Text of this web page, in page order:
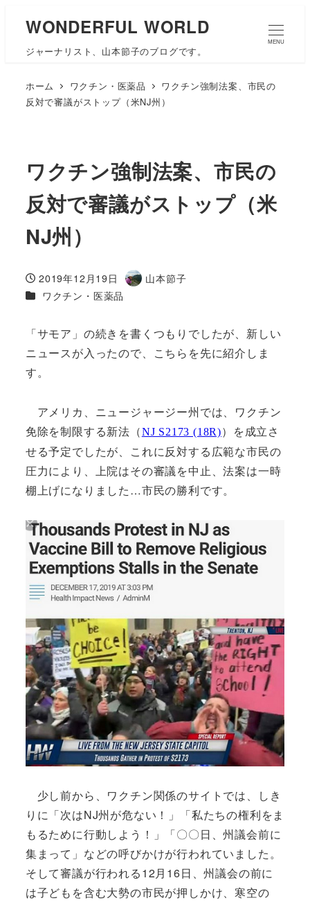
WONDERFUL WORLD
ジャーナリスト、山本節子のブログです。
MENU
ホーム ワクチン・医薬品
ワクチン強制法案、市民の
反対で審議がストップ（米NJ州）
ワクチン強制法案、市民の
反対で審議がストップ（米
NJ州）
投稿日
2019年12月19日
著
山本節子
カテゴリー
ワクチン・医薬品
「サモア」の続きを書くつもりでしたが、新しい
ニュースが入ったので、こちらを先に紹介しま
す。
アメリカ、ニュージャージー州では、ワクチン
免除を制限する新法（NJ S2173 (18R)）
を成立さ
せる予定でしたが、これに反対する広範な市民の
圧力により、上院はその審議を中止、法案は一時
棚上げになりました…市民の勝利です。
少し前から、ワクチン関係のサイトでは、しき
りに「次はNJ州が危ない！」「私たちの権利をま
もるために行動しよう！」「〇〇日、州議会前に
集まって」などの呼びかけが行われていました。
そして審議が行われる12月16日、州議会の前に
は子どもを含む大勢の市民が押しかけ、寒空の